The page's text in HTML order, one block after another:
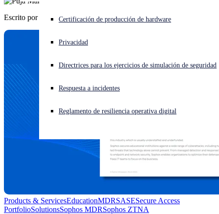
¿Está sufriendo un ciberataque? Obtenga ayuda ahora mismo
Español Open language switcher
Certificación de producción de hardware
Privacidad
Directrices para los ejercicios de simulación de seguridad
Respuesta a incidentes
Reglamento de resiliencia operativa digital
Escrito por Puja Mahendru
Products & ServicesEducationMDRSASESecure Access
PortfolioSolutionsSophos MDRSophos ZTNA